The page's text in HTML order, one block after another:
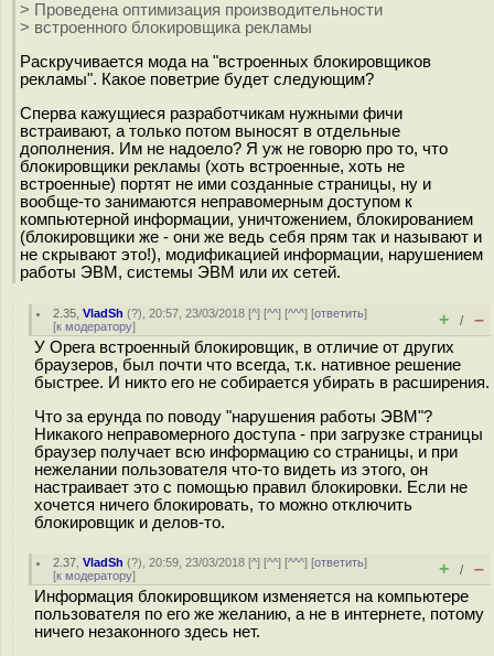
> Проведена оптимизация производительности
> встроенного блокировщика рекламы
Раскручивается мода на "встроенных блокировщиков
рекламы". Какое поветрие будет следующим?
Сперва кажущиеся разработчикам нужными фичи
встраивают, а только потом выносят в отдельные
дополнения. Им не надоело? Я уж не говорю про то, что
блокировщики рекламы (хоть встроенные, хоть не
встроенные) портят не ими созданные страницы, ну и
вообще-то занимаются неправомерным доступом к
компьютерной информации, уничтожением, блокированием
(блокировщики же - они же ведь себя прям так и называют и
не скрывают это!), модификацией информации, нарушением
работы ЭВМ, системы ЭВМ или их сетей.
2.35 ,VladSh (?), 20:57, 23/03/2018 [^] [^^] [^^^] [ответить]
[к модератору] + / –
У Opera встроенный блокировщик, в отличие от других
браузеров, был почти что всегда, т.к. нативное решение
быстрее. И никто его не собирается убирать в расширения.
Что за ерунда по поводу "нарушения работы ЭВМ"?
Никакого неправомерного доступа - при загрузке страницы
браузер получает всю информацию со страницы, и при
нежелании пользователя что-то видеть из этого, он
настраивает это с помощью правил блокировки. Если не
хочется ничего блокировать, то можно отключить
блокировщик и делов-то.
2.37 ,VladSh (?), 20:59, 23/03/2018 [^] [^^] [^^^] [ответить]
[к модератору] + / –
Информация блокировщиком изменяется на компьютере
пользователя по его же желанию, а не в интернете, потому
ничего незаконного здесь нет.